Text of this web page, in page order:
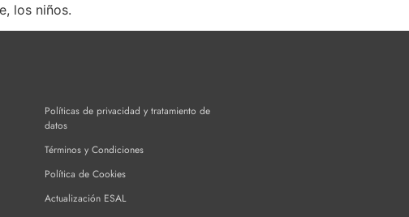
los niños.
Políticas de privacidad y tratamiento de
datos
Términos y Condiciones
Política de Cookies
Actualización ESAL